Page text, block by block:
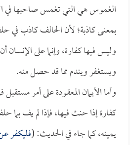
الغموس هي التي تغمس صاحبها في
بمعنى كاذبة؛ لأن الحالف كاذب
وليس فيها كفارة، وإنما على
ويستغفر ويندم مما قد حصل منه.
وأما الأيمان المعقودة على أمر
كفارة إذا حنث فيها، فإذا لم يف بما
يمينه، كما جاء في الحديث: (فليكفر